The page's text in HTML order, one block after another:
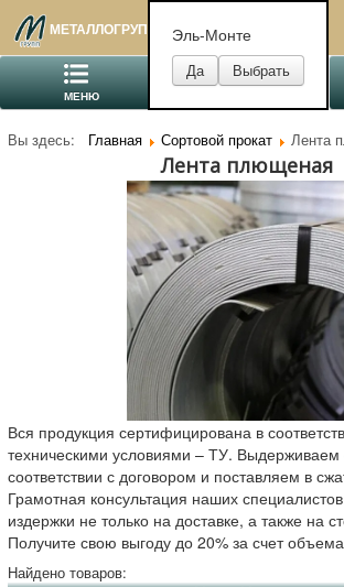
МЕТАЛЛОГРУПП
МЕНЮ
Вы здесь: Главная Сортовой прокат Лента
Лента плющеная
Вся продукция сертифицирована в
техническими условиями – ТУ. Выдерживаем
соответствии с договором и поставляем в
Грамотная консультация наших
издержки не только на доставке, а также на
Получите свою выгоду до 20% за счет объема
Найдено товаров:
Эль-Монте